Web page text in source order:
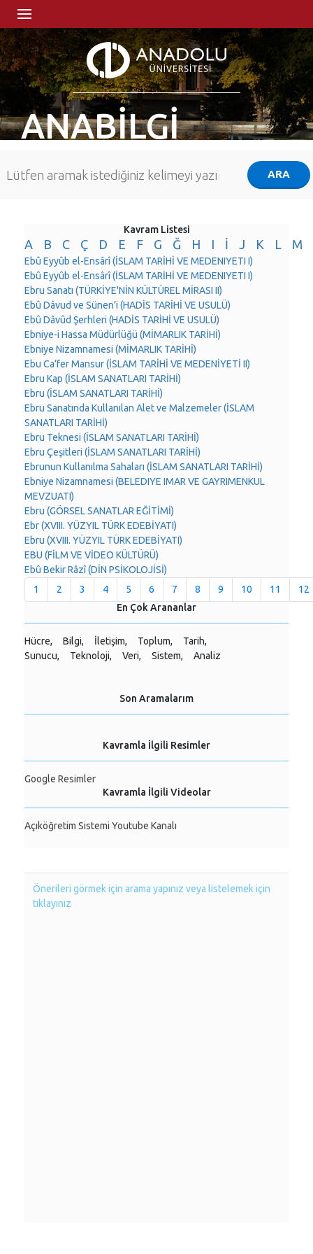
ANABİLGİ
Kavram Listesi
A B C Ç D E F G Ğ H I İ J K L M
Ebû Eyyûb el-Ensârî (İSLAM TARİHİ VE MEDENIYETI I)
Ebû Eyyûb el-Ensârî (İSLAM TARİHİ VE MEDENIYETI I)
Ebru Sanatı (TÜRKİYE'NİN KÜLTÜREL MİRASI II)
Ebû Dâvud ve Sünen’i (HADİS TARİHİ VE USULÜ)
Ebû Dâvûd Şerhleri (HADİS TARİHİ VE USULÜ)
Ebniye-i Hassa Müdürlüğü (MİMARLIK TARİHİ)
Ebniye Nizamnamesi (MİMARLIK TARİHİ)
Ebu Ca’fer Mansur (İSLAM TARİHİ VE MEDENİYETİ II)
Ebru Kap (İSLAM SANATLARI TARİHİ)
Ebru (İSLAM SANATLARI TARİHİ)
Ebru Sanatında Kullanılan Alet ve Malzemeler (İSLAM
SANATLARI TARİHİ)
Ebru Teknesi (İSLAM SANATLARI TARİHİ)
Ebru Çeşitleri (İSLAM SANATLARI TARİHİ)
Ebrunun Kullanılma Sahaları (İSLAM SANATLARI TARİHİ)
Ebniye Nizamnamesi (BELEDIYE IMAR VE GAYRIMENKUL
MEVZUATI)
Ebru (GÖRSEL SANATLAR EĞİTİMİ)
Ebr (XVIII. YÜZYIL TÜRK EDEBİYATI)
Ebru (XVIII. YÜZYIL TÜRK EDEBİYATI)
EBU (FİLM VE VİDEO KÜLTÜRÜ)
Ebû Bekir Râzî (DİN PSİKOLOJİSİ)
1
2 3 4 5 6 7 8 9 10 11
12
En Çok Arananlar
Hücre, Bilgi, İletişim, Toplum,
Tarih,
Sunucu,
Teknoloji, Veri, Sistem, Analiz
Son Aramalarım
Kavramla İlgili Resimler
Google Resimler
Kavramla İlgili Videolar
Açıköğretim Sistemi Youtube Kanalı
Önerileri görmek için arama yapınız veya listelemek için
tıklayınız